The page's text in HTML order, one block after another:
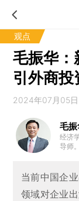
观点
毛振华：
引外商
2024年07月05
毛
经济
导师
董事
当前中国企
领域对企业